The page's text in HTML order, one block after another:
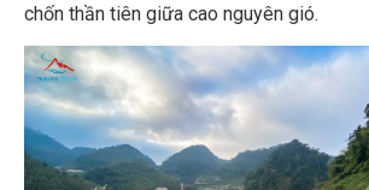
chốn thần tiên giữa cao nguyên gió.